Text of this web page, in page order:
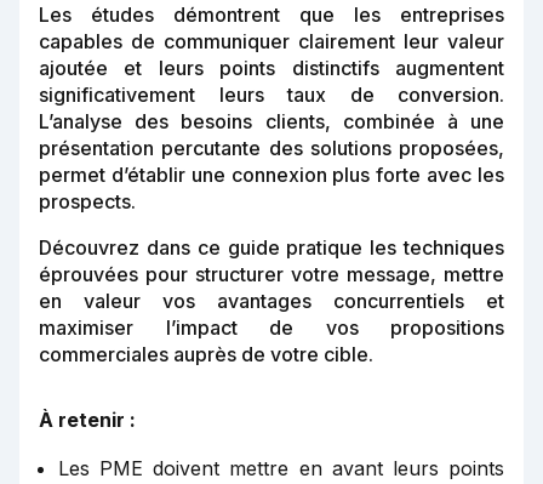
Les études démontrent que les entreprises
capables de communiquer clairement leur valeur
ajoutée et leurs points distinctifs augmentent
significativement leurs taux de conversion.
L’analyse des besoins clients, combinée à une
présentation percutante des solutions proposées,
permet d’établir une connexion plus forte avec les
prospects.
Découvrez dans ce guide pratique les techniques
éprouvées pour structurer votre message, mettre
en valeur vos avantages concurrentiels et
maximiser l’impact de vos propositions
commerciales auprès de votre cible.
À retenir :
Les PME doivent mettre en avant leurs points